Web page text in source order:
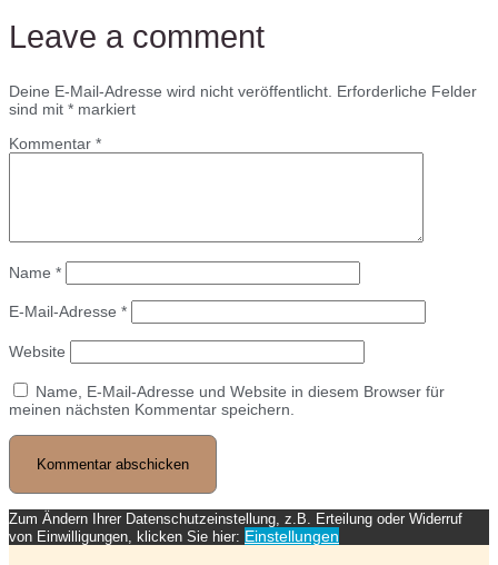
Leave a comment
Deine E-Mail-Adresse wird nicht veröffentlicht. Erforderliche Felder
sind mit * markiert
Kommentar *
Name *
E-Mail-Adresse *
Website
Name, E-Mail-Adresse und Website in diesem Browser für
meinen nächsten Kommentar speichern.
Zum Ändern Ihrer Datenschutzeinstellung, z.B. Erteilung oder Widerruf
von Einwilligungen, klicken Sie hier: Einstellungen